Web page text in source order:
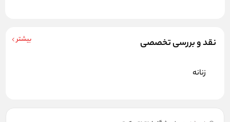
نقد و بررسی تخصصی بیشتر
زنانه